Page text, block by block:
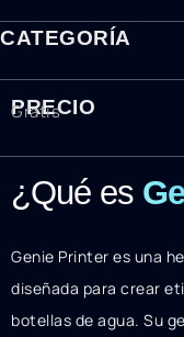
CATEGORÍA
PRECIO
Gratis
¿Qué es
Genie Printer es una
diseñada para crear
botellas de agua. Su